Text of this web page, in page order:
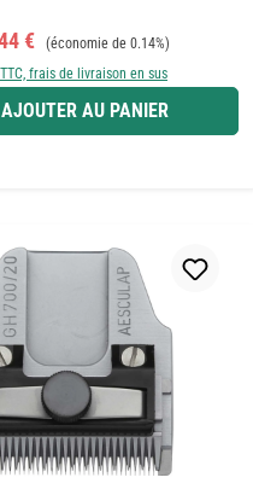
de vente :
€ Prix régulier :
(économie de 0.14%)
frais de livraison en sus
AJOUTER AU PANIER